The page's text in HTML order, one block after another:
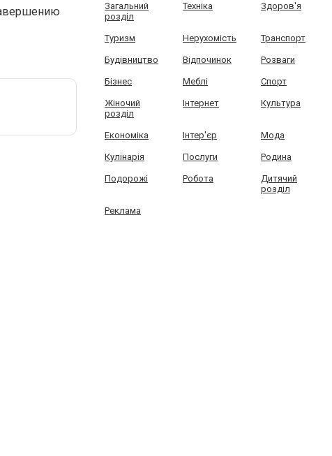
Загальний
розділ
Техніка Здоров'я
Туризм Нерухомість Транспорт
Будівництво Відпочинок Розваги
Бізнес Меблі Спорт
Жіночий
розділ
Інтернет Культура
Економіка Інтер'єр Мода
Кулінарія Послуги Родина
Подорожі Робота
Дитячий
розділ
Реклама